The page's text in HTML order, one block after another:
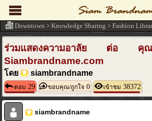
ร่วมแสดงความอาลัย ต่อ คุ
Siambrandname.com
โดย siambrandname
ตอบ 29 ขอบคุณ/ถูกใจ 0 เข้าชม 38372
siambrandname
Downtown > Knowledge Sharing > Fashion